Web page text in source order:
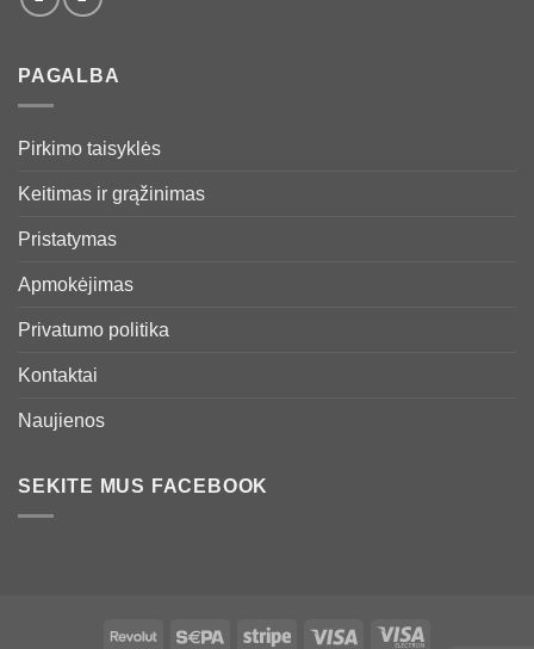
PAGALBA
Pirkimo taisyklės
Keitimas ir grąžinimas
Pristatymas
Apmokėjimas
Privatumo politika
Kontaktai
Naujienos
SEKITE MUS FACEBOOK